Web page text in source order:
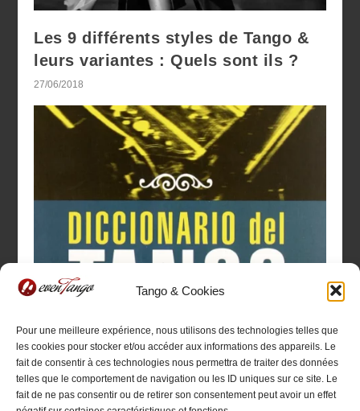
Tango & Cookies
Pour une meilleure expérience, nous utilisons des technologies telles que
les cookies pour stocker et/ou accéder aux informations des appareils. Le
fait de consentir à ces technologies nous permettra de traiter des données
telles que le comportement de navigation ou les ID uniques sur ce site. Le
fait de ne pas consentir ou de retirer son consentement peut avoir un effet
Les 9 différents styles de Tango &
leurs variantes : Quels sont ils ?
27/06/2018
termes à connaitre !
01/12/2012